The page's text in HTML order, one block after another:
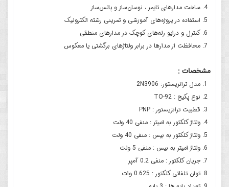
ساخت مدارهای تایمر ، نوسان‌ساز و پالس‌ساز
استفاده در پروژه‌های آموزشی و تمرینی رشته الکترونیک
کنترل و درایو رله‌های کوچک در مدارهای منطقی
محافظت از مدارها در برابر ولتاژهای برگشتی یا معکوس
مشخصات :
مدل ترانزیستور: 2N3906
نوع پکیج : TO-92
قطبیت ترانزیستور : PNP
ولتاژ کلکتور به امیتر : منفی 40 ولت
ولتاژ کلکتور به بیس : منفی 40 ولت
ولتاژ امیتر به بیس : منفی 5 ولت
جریان کلکتور : منفی 0.2 آمپر
توان تلفاتی کلکتور : 0.625 وات